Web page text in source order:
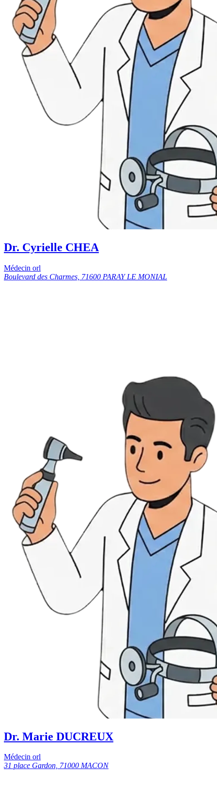
Dr. Cyrielle CHEA
Médecin orl
Boulevard des Charmes, 71600 PARAY LE MONIAL
Dr. Marie DUCREUX
Médecin orl
31 place Gardon, 71000 MACON